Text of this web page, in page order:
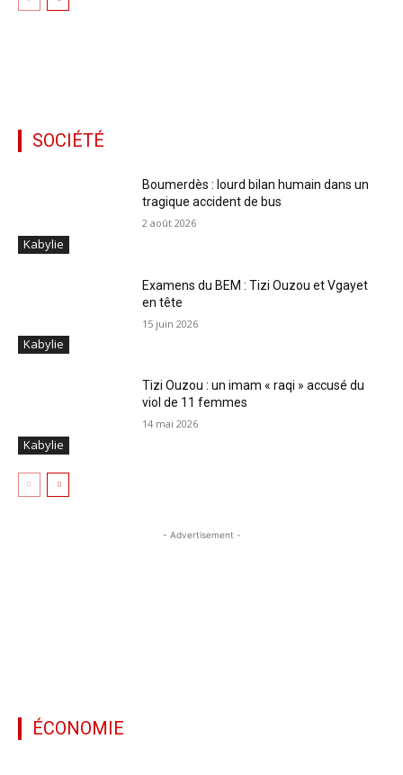
SOCIÉTÉ
Kabylie
Boumerdès : lourd bilan humain dans un
tragique accident de bus
2 août 2026
Kabylie
Examens du BEM : Tizi Ouzou et Vgayet
en tête
15 juin 2026
Kabylie
Tizi Ouzou : un imam « raqi » accusé du
viol de 11 femmes
14 mai 2026
- Advertisement -
ÉCONOMIE